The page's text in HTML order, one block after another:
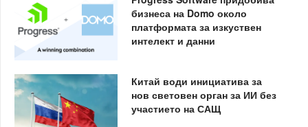
бизнеса на Domo около
платформата за изкуствен
интелект и данни
Китай води инициатива за
нов световен орган за ИИ без
участието на САЩ